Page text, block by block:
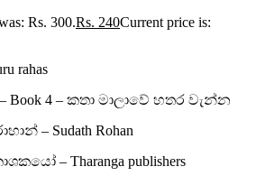
Rs. 300.Rs. 240Current price is:
rahas
– Book 4 – කතා මාලාවේ හතර වැන්න
– Sudath Rohan
– Tharanga publishers